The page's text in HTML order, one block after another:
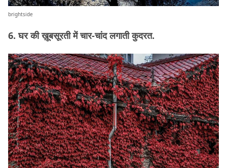
brightside
6. घर की ख़ूबसूरती में चार-चांद लगाती कुदरत.